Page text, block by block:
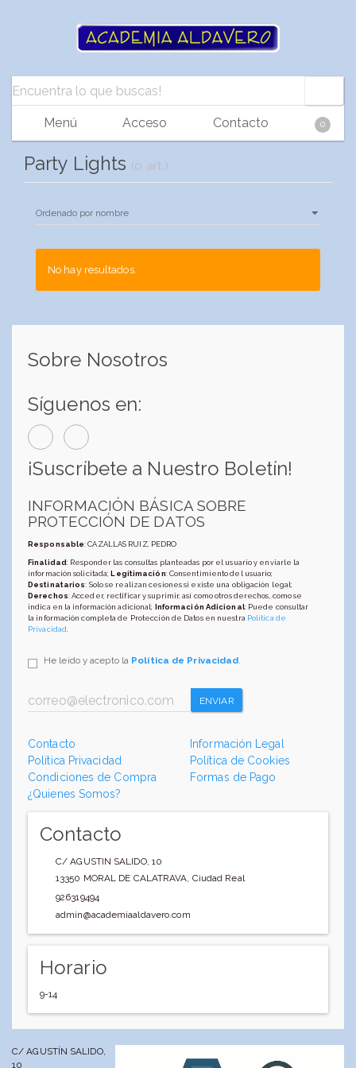
Menú Acceso Contacto 0
Party Lights (0 art.)
No hay resultados.
Sobre Nosotros
Síguenos en:
¡Suscríbete a Nuestro Boletín!
INFORMACIÓN BÁSICA SOBRE
PROTECCIÓN DE DATOS
Responsable: CAZALLAS RUIZ, PEDRO
Finalidad: Responder las consultas planteadas por el usuario y enviarle la
información solicitada;Legitimación: Consentimiento del usuario;
Destinatarios: Solo se realizan cesiones si existe una obligación legal;
Derechos: Acceder, rectificar y suprimir, así como otros derechos, como se
indica en la información adicional; Información Adicional: Puede consultar
la información completa de Protección de Datos en nuestra Política de
Privacidad
He leído y acepto la Política de Privacidad.
ENVIAR
Contacto
Información Legal
Política Privacidad
Política de Cookies
Condiciones de Compra
Formas de Pago
¿Quienes Somos?
Contacto
C/ AGUSTIN SALIDO, 10
13350 MORAL DE CALATRAVA, Ciudad Real
926319494
admin@academiaaldavero.com
Horario
9-14
C/ AGUSTÍN SALIDO,
10